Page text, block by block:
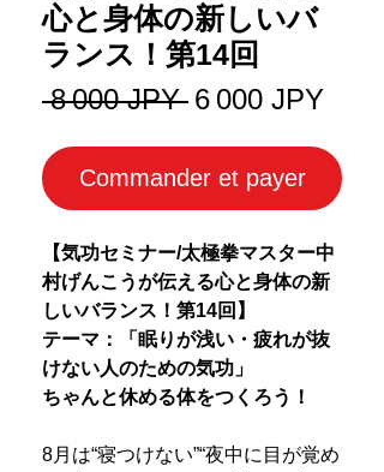
心と身体の新しいバ
ランス！第14回
8 000 JPY Prix
6 000 JPYPrix
Commander et payer
【気功セミナー/太極拳マスター中
村げんこうが伝える心と身体の新
しいバランス！第14回】
テーマ：「眠りが浅い・疲れが抜
けない人のための気功」
ちゃんと休める体をつくろう！
8月は“寝つけない”“夜中に目が覚め